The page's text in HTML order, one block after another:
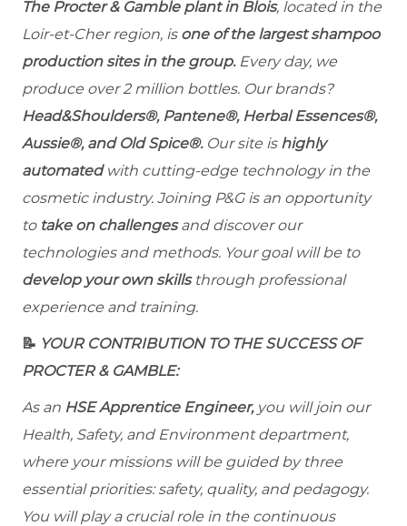
The Procter & Gamble plant in Blois, located in the
Loir-et-Cher region, is one of the largest shampoo
production sites in the group. Every day, we
produce over 2 million bottles. Our brands?
Head&Shoulders®, Pantene®, Herbal Essences®,
Aussie®, and Old Spice®.Our site is highly
automatedwith cutting-edge technology in the
cosmetic industry. Joining P&G is an opportunity
to take on challengesand discover our
technologies and methods. Your goal will be to
develop your own skillsthrough professional
experience and training.
📝 YOUR CONTRIBUTION TO THE SUCCESS OF
PROCTER & GAMBLE:
As an HSE Apprentice Engineer,you will join our
Health, Safety, and Environment department,
where your missions will be guided by three
essential priorities: safety, quality, and pedagogy.
You will play a crucial role in the continuous